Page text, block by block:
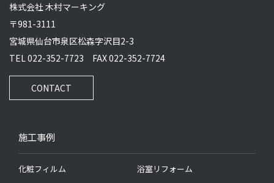
株式会社 木村マーキング
〒981-3111
宮城県仙台市泉区松森字沢目2-3
TEL 022-352-7723 FAX 022-352-7724
CONTACT
施工事例
化粧フィルム
浴室リフォーム